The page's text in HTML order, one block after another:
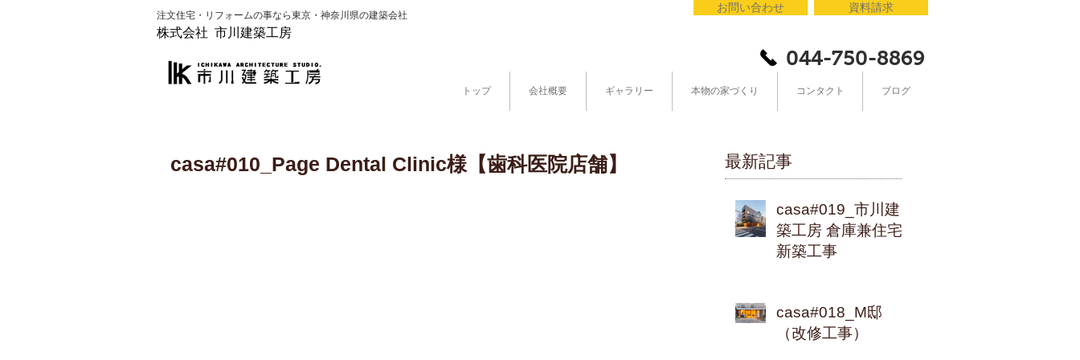
​注文住宅・リフォームの事なら​東京・神奈川県の建築会社
株式会社 市川建築工房
お問い合わせ 資料請求
トップ 会社概要 ギャラリー 本物の家づくり コンタクト ブログ
044-750-8869
casa#010_Page Dental Clinic様【歯科医院店舗】 最新記事
casa#019_市川建
築工房 倉庫兼住宅
新築工事
casa#018_M邸
（改修工事）